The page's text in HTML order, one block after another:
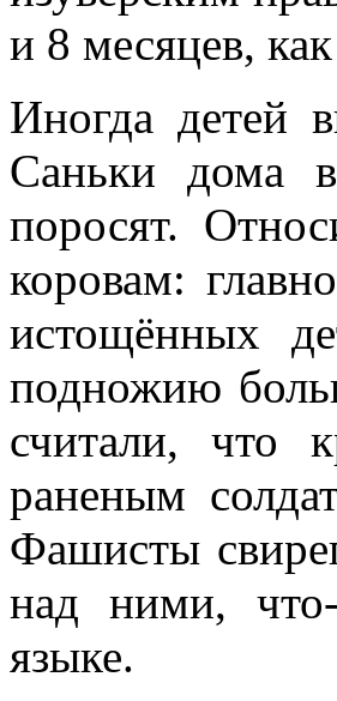
и 8 месяцев,
Иногда детей
Саньки дома в
поросят.
коровам:
истощённых
подножию
считали, что
раненым
Фашисты
над ними,
языке.